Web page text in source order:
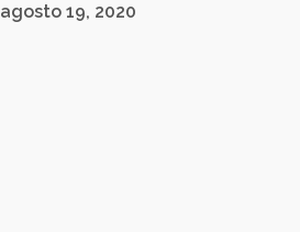
agosto 19, 2020